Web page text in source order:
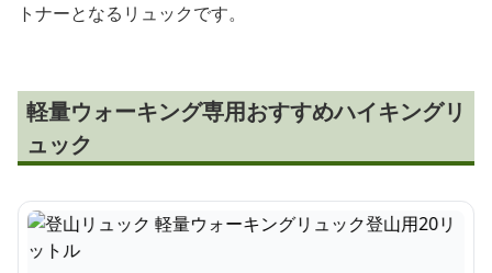
トナーとなるリュックです。
軽量ウォーキング専用おすすめハイキングリ
ュック